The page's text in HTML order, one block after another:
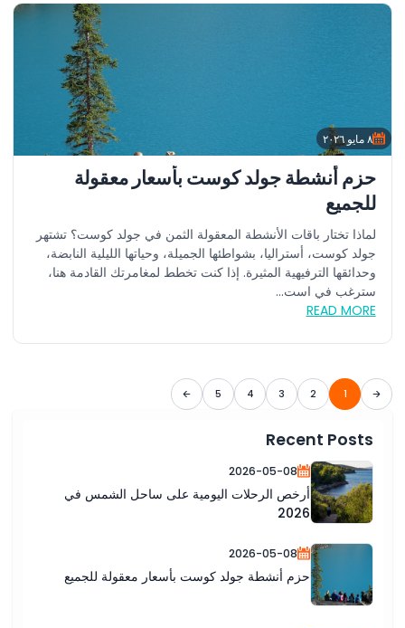
٨ مايو ٢٠٢٦
حزم أنشطة جولد كوست بأسعار معقولة
للجميع
لماذا تختار باقات الأنشطة المعقولة الثمن في جولد كوست؟ تشتهر
جولد كوست، أستراليا، بشواطئها الجميلة، وحياتها الليلية النابضة،
وحدائقها الترفيهية المثيرة. إذا كنت تخطط لمغامرتك القادمة هنا،
سترغب في است...
READ MORE
1
2
3
4
5
Recent Posts
2026-05-08
أرخص الرحلات اليومية على ساحل الشمس في
2026
2026-05-08
حزم أنشطة جولد كوست بأسعار معقولة للجميع